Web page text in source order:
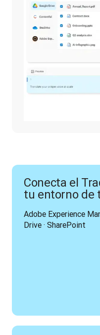
Conecta el
tu entorno de
Adobe Experience
Drive · SharePoint